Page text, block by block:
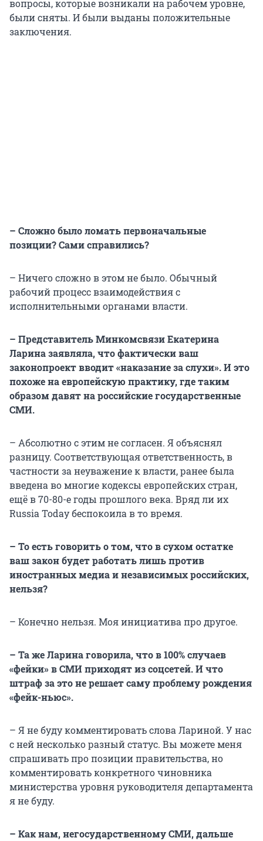
вопросы, которые возникали на рабочем уровне,
были сняты. И были выданы положительные
заключения.
– Сложно было ломать первоначальные
позиции? Сами справились?
– Ничего сложно в этом не было. Обычный
рабочий процесс взаимодействия с
исполнительными органами власти.
– Представитель Минкомсвязи Екатерина
Ларина заявляла, что фактически ваш
законопроект вводит «наказание за слухи». И это
похоже на европейскую практику, где таким
образом давят на российские государственные
СМИ.
– Абсолютно с этим не согласен. Я объяснял
разницу. Соответствующая ответственность, в
частности за неуважение к власти, ранее была
введена во многие кодексы европейских стран,
ещё в 70-80-е годы прошлого века. Вряд ли их
Russia Today беспокоила в то время.
– То есть говорить о том, что в сухом остатке
ваш закон будет работать лишь против
иностранных медиа и независимых российских,
нельзя?
– Конечно нельзя. Моя инициатива про другое.
– Та же Ларина говорила, что в 100% случаев
«фейки» в СМИ приходят из соцсетей. И что
штраф за это не решает саму проблему рождения
«фейк-ньюс».
– Я не буду комментировать слова Лариной. У нас
с ней несколько разный статус. Вы можете меня
спрашивать про позиции правительства, но
комментировать конкретного чиновника
министерства уровня руководителя департамента
я не буду.
– Как нам, негосударственному СМИ, дальше